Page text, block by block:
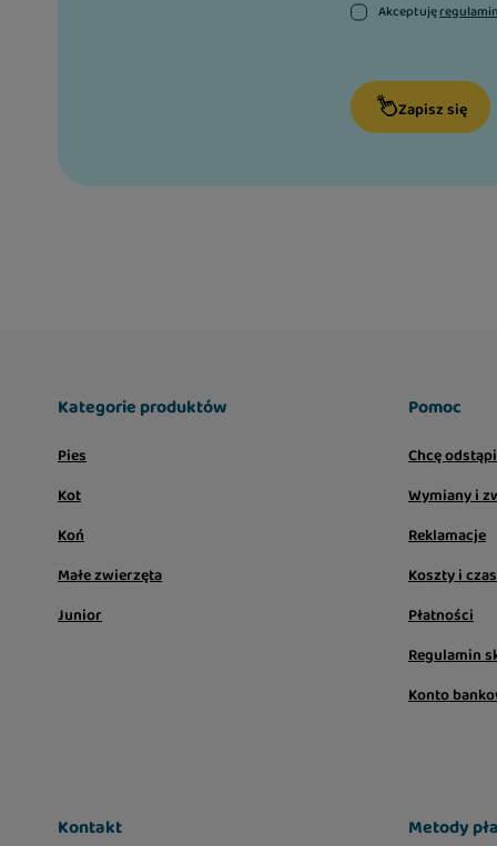
Akceptuję
Zapisz się
Kategorie produktów
Pies
Kot
Koń
Małe zwierzęta
Junior
Pomoc
Chcę
Wymiany i
Reklamacje
Koszty i
Płatności
Regulamin
Konto
Kontakt Metody